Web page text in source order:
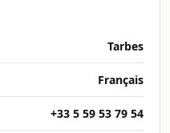
Tarbes
Français
+33 5 59 53 79 54